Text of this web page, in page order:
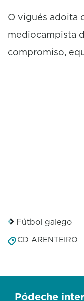
O vigués adoita
mediocampista
compromiso,
Fútbol galego
CD ARENTEIRO
Pódeche